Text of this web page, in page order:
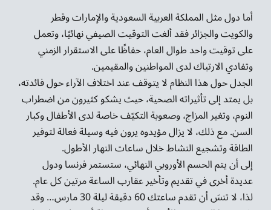
أما دول مثل المملكة العربية السعودية والإمارات وقطر
والكويت والجزائر فقد ألغت التوقيت الصيفي نهائيًا، وتعمل
على توقيت واحد طوال العام، حفاظًا على الاستقرار الزمني
وتفادي الارتباك لدى المواطنين والمقيمين.
الجدل حول هذا النظام لا يتوقف عند اختلاف الآراء حول فائدته،
بل يمتد إلى تأثيراته الصحية، حيث يشكو كثيرون من اضطراب
النوم، وتغير المزاج، وصعوبة التكيّف خاصة لدى الأطفال وكبار
السن. مع ذلك، لا يزال مؤيدوه يرون فيه وسيلة فعالة لتوفير
الطاقة وتشجيع النشاط خلال ساعات النهار الأطول.
إلى أن يتم الحسم الأوروبي النهائي، ستستمر فرنسا ودول
عديدة أخرى في تقديم وتأخير عقارب الساعة مرتين كل عام.
لذا، لا تنسَ أن تقدم ساعتك 60 دقيقة ليلة 30 مارس… وقد